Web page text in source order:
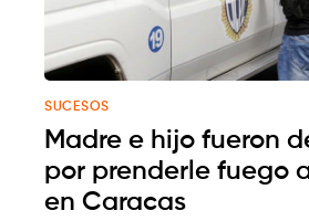
SUCESOS
Madre e hijo fueron
por prenderle fuego
en Caracas